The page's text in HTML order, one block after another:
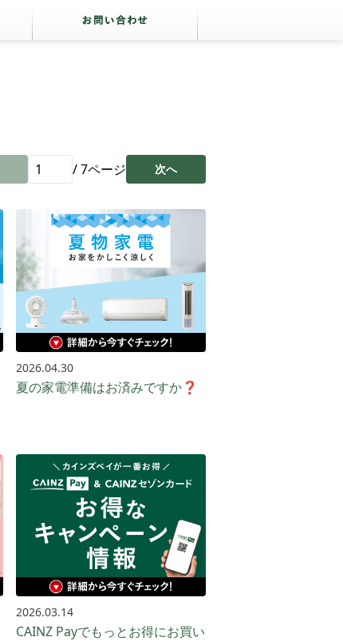
/7ページ 次へ
2026.04.30
夏の家電準備はお済みですか❓
2026.03.14
CAINZ Payでもっとお得に​お買い​